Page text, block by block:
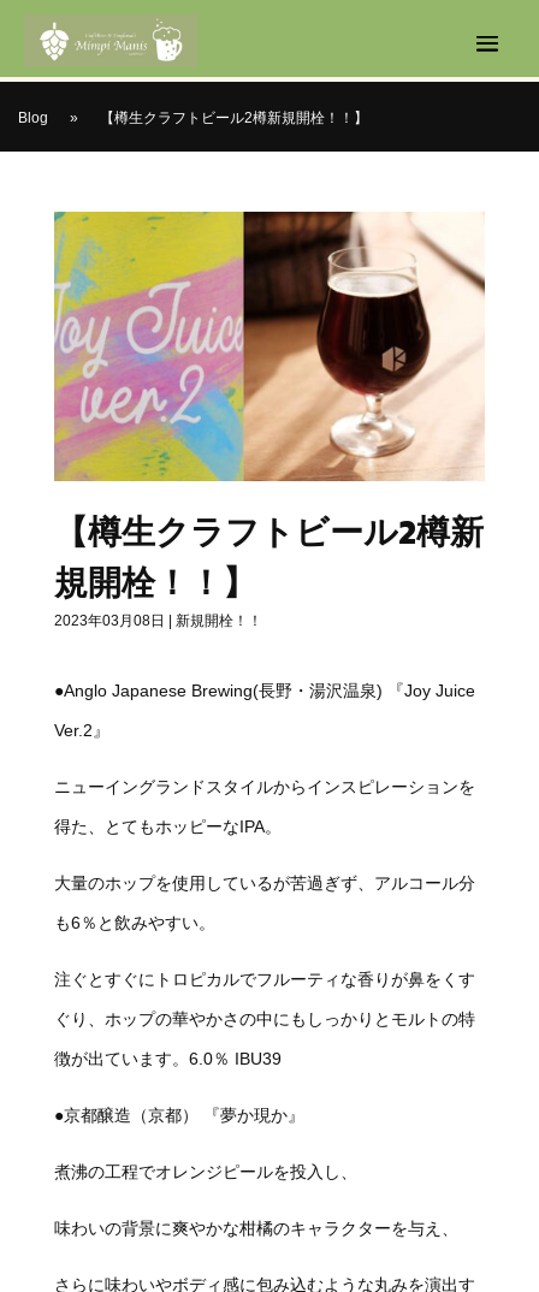
Blog » 【樽生クラフトビール2樽新規開栓！！】
【樽生クラフトビール2樽新
規開栓！！】
2023年03月08日 | 新規開栓！！
●Anglo Japanese Brewing(長野・湯沢温泉) 『Joy Juice
Ver.2』
ニューイングランドスタイルからインスピレーションを
得た、とてもホッピーなIPA。
大量のホップを使用しているが苦過ぎず、アルコール分
も6％と飲みやすい。
注ぐとすぐにトロピカルでフルーティな香りが鼻をくす
ぐり、ホップの華やかさの中にもしっかりとモルトの特
徴が出ています。6.0％ IBU39
●京都醸造（京都） 『夢か現か』
煮沸の工程でオレンジピールを投入し、
味わいの背景に爽やかな柑橘のキャラクターを与え、
さらに味わいやボディ感に包み込むような丸みを演出す